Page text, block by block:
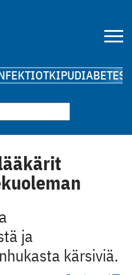
KIPUDIABETES
ja
kärsiviä.